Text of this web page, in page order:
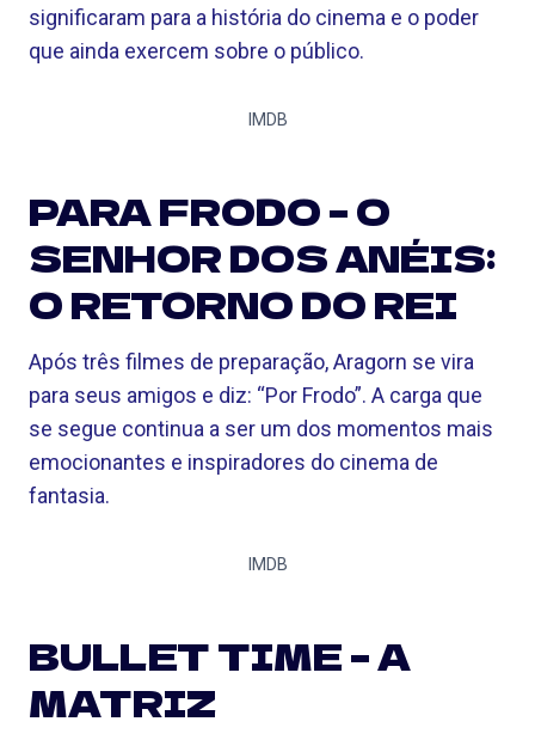
significaram para a história do cinema e o poder
que ainda exercem sobre o público.
IMDB
PARA FRODO – O
SENHOR DOS ANÉIS:
O RETORNO DO REI
Após três filmes de preparação, Aragorn se vira
para seus amigos e diz: “Por Frodo”. A carga que
se segue continua a ser um dos momentos mais
emocionantes e inspiradores do cinema de
fantasia.
IMDB
BULLET TIME – A
MATRIZ